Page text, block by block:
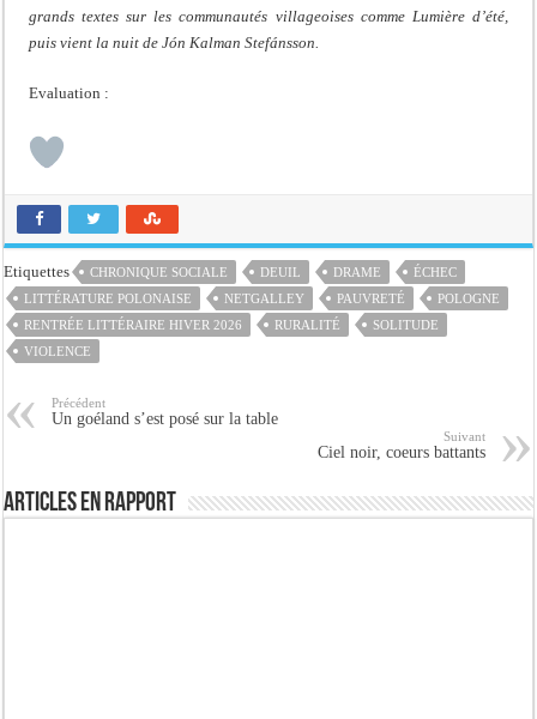
grands textes sur les communautés villageoises comme Lumière d’été,
puis vient la nuit de Jón Kalman Stefánsson.
Evaluation :
Etiquettes CHRONIQUE SOCIALE DEUIL DRAME
ÉCHEC
LITTÉRATURE POLONAISE
NETGALLEY PAUVRETÉ
POLOGNE
RENTRÉE LITTÉRAIRE HIVER 2026
RURALITÉ
SOLITUDE
VIOLENCE
Précédent
Un goéland s’est posé sur la table
Suivant
Ciel noir, coeurs battants
Articles en rapport